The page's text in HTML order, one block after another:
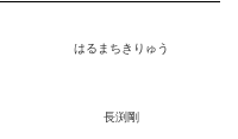
はるまちきりゅう
長渕剛